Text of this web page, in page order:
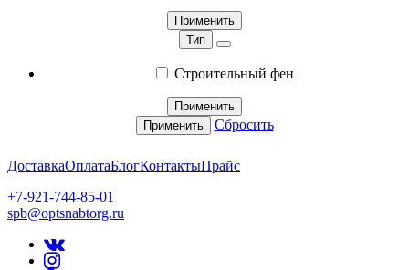
Применить
Тип
Строительный фен
Применить
Применить
Сбросить
ДоставкаОплатаБлогКонтактыПрайс
+7-921-744-85-01
spb@optsnabtorg.ru